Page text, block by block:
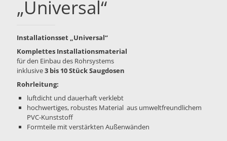
„Universal“
Installationsset „Universal“
Komplettes Installationsmaterial
für den Einbau des Rohrsystems
inklusive3 bis 10 Stück Saugdosen
Rohrleitung:
luftdicht und dauerhaft verklebt
hochwertiges, robustes Material aus umweltfreundlichem
PVC-Kunststoff
Formteile mit verstärkten Außenwänden